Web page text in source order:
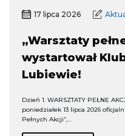
17 lipca 2026
„Warsztaty
wystartował
Lubiewie!
Dzień 1. WARSZTATY PEŁNE
poniedziałek 13 lipca 2026
Pełnych Akcji”,…